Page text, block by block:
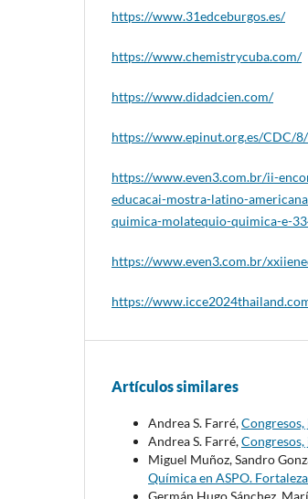
https://www.31edceburgos.es/
https://www.chemistrycuba.com/
https://www.didadcien.com/
https://www.epinut.org.es/CDC/
https://www.even3.com.br/ii-
educacai-mostra-latino-
quimica-molatequio-quimica-e-
https://www.even3.com.br/
https://
Artículos similares
Andrea S. Farré,
Andrea S. Farré,
Miguel Muñoz, Sandro
Química en ASPO.